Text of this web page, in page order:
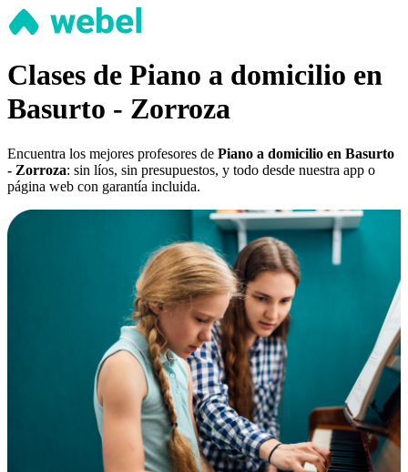
Clases de Piano a domicilio en
Basurto - Zorroza
Encuentra los mejores profesores de Piano a domicilio en Basurto
- Zorroza: sin líos, sin presupuestos, y todo desde nuestra app o
página web con garantía incluida.